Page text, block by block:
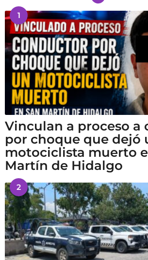
1
Vinculan a proceso a
por choque que dejó
motociclista muerto
Martín de Hidalgo
2